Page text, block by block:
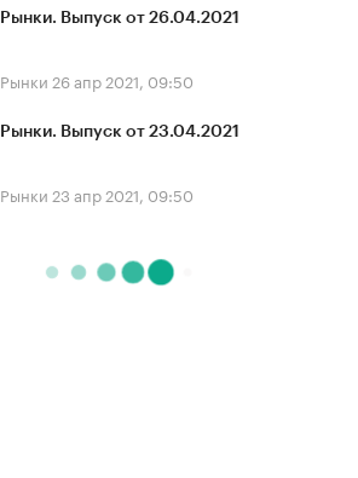
Рынки. Выпуск от 26.04.2021
Рынки 26 апр 2021, 09:50
Рынки. Выпуск от 23.04.2021
Рынки 23 апр 2021, 09:50